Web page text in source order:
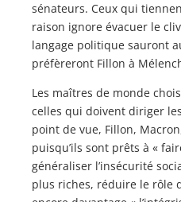
sénateurs. Ceux qui
raison ignore évacuer le
langage politique sauront
préfèreront Fillon à
Les maîtres de monde
celles qui doivent diriger
point de vue, Fillon,
puisqu’ils sont prêts à «
généraliser l’insécurité
plus riches, réduire le rôle